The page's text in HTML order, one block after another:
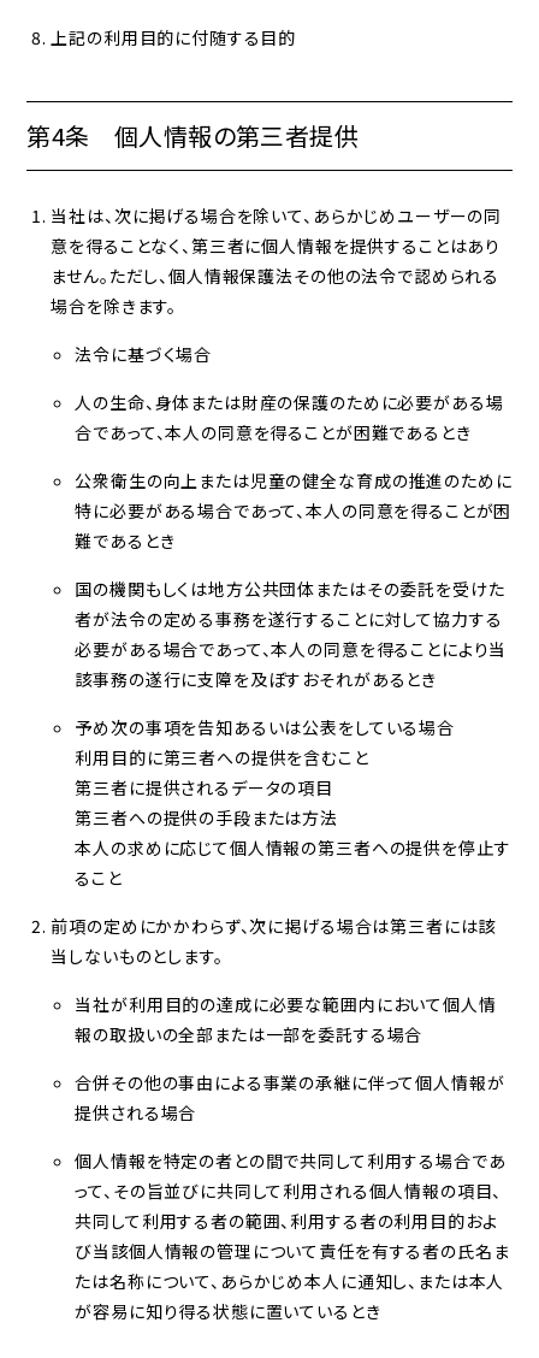
上記の利用目的に付随する目的
第4条 個人情報の第三者提供
当社は、次に掲げる場合を除いて、あらかじめユーザーの同
意を得ることなく、第三者に個人情報を提供することはあり
ません。ただし、個人情報保護法その他の法令で認められる
場合を除きます。
法令に基づく場合
人の生命、身体または財産の保護のために必要がある場
合であって、本人の同意を得ることが困難であるとき
公衆衛生の向上または児童の健全な育成の推進のために
特に必要がある場合であって、本人の同意を得ることが困
難であるとき
国の機関もしくは地方公共団体またはその委託を受けた
者が法令の定める事務を遂行することに対して協力する
必要がある場合であって、本人の同意を得ることにより当
該事務の遂行に支障を及ぼすおそれがあるとき
予め次の事項を告知あるいは公表をしている場合
利用目的に第三者への提供を含むこと
第三者に提供されるデータの項目
第三者への提供の手段または方法
本人の求めに応じて個人情報の第三者への提供を停止す
ること
前項の定めにかかわらず、次に掲げる場合は第三者には該
当しないものとします。
当社が利用目的の達成に必要な範囲内において個人情
報の取扱いの全部または一部を委託する場合
合併その他の事由による事業の承継に伴って個人情報が
提供される場合
個人情報を特定の者との間で共同して利用する場合であ
って、その旨並びに共同して利用される個人情報の項目、
共同して利用する者の範囲、利用する者の利用目的およ
び当該個人情報の管理について責任を有する者の氏名ま
たは名称について、あらかじめ本人に通知し、または本人
が容易に知り得る状態に置いているとき